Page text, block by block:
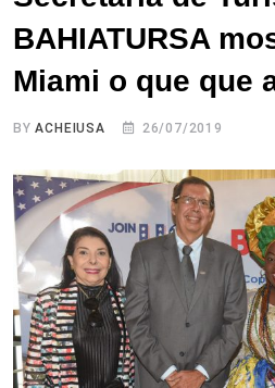
BAHIATURSA
Miami o que que
BYACHEIUSA 26/07/2019